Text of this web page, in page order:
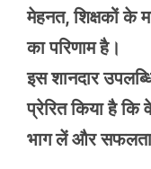
मेहनत, शिक्षकों के
का परिणाम है।
इस शानदार
प्रेरित किया है
भाग लें और सफलता